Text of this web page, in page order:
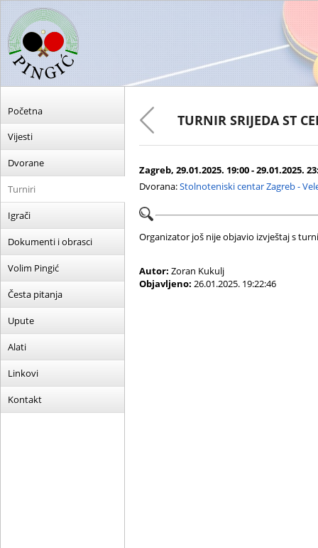
Početna
Vijesti
Dvorane
Turniri
Igrači
Dokumenti i obrasci
Volim Pingić
Česta pitanja
Upute
Alati
Linkovi
Kontakt
TURNIR SRIJEDA ST
Zagreb, 29.01.2025. 19:00 - 29.01.2025.
Dvorana:Stolnoteniski centar Zagreb -
Organizator još nije objavio izvještaj s
Autor: Zoran Kukulj
Objavljeno: 26.01.2025. 19:22:46